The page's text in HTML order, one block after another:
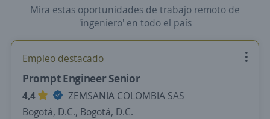
Mira estas oportunidades de trabajo remoto de
'ingeniero' en todo el país
Empleo destacado
Prompt Engineer Senior
4,4
ZEMSANIA COLOMBIA SAS
Bogotá, D.C., Bogotá, D.C.